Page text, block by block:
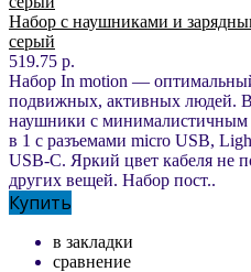
Набор с наушниками и
серый
519.75 р.
Набор In motion —
подвижных, активных людей.
наушники с минималистичным
в 1 с разъемами micro USB,
USB-C. Яркий цвет кабеля не
других вещей. Набор пост..
Купить
в закладки
сравнение